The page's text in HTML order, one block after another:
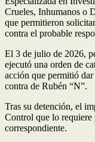
Crueles, Inhumanos o
que permitieron
contra el probable
El 3 de julio de 2026,
ejecutó una orden de
acción que permitió
contra de Rubén “N”.
Tras su detención, el
Control que lo requiere
correspondiente.